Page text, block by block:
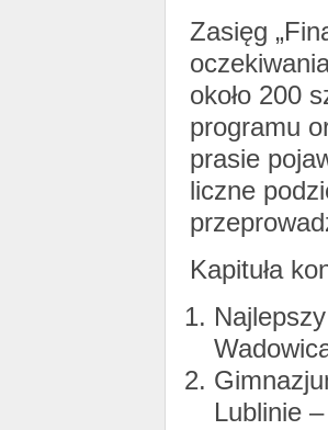
Zasięg
około 200
programu
prasie
liczne
Kapituła
Lublinie